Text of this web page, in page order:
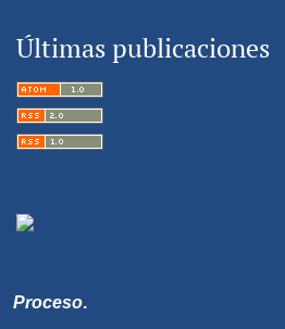
Últimas publicaciones
Proceso.